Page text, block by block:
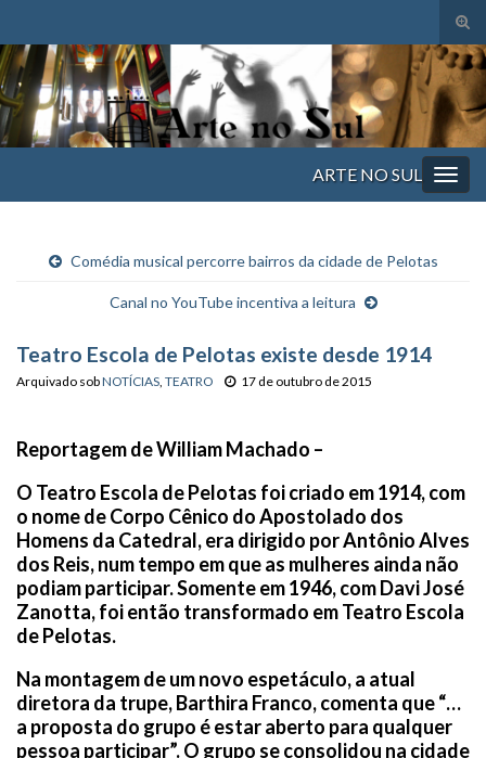
de
Search for:
ARTE NO SUL
Comédia musical percorre bairros da cidade de Pelotas
Canal no YouTube incentiva a leitura
Teatro Escola de Pelotas existe desde 1914
Arquivado sobNOTÍCIAS TEATRO 17 de outubro de 2015
Reportagem deWilliam Machado –
O Teatro Escola de Pelotas foi criado em 1914, com
o nome de Corpo Cênico do Apostolado dos
Homens da Catedral, era dirigido por Antônio Alves
dos Reis, num tempo em que as mulheres ainda não
podiam participar. Somente em 1946, com Davi José
Zanotta, foi então transformado em Teatro Escola
de Pelotas.
Na montagem de um novo espetáculo, a atual
diretora da trupe, Barthira Franco, comenta que “…
a proposta do grupo é estar aberto para qualquer
pessoa participar”. O grupo se consolidou na cidade